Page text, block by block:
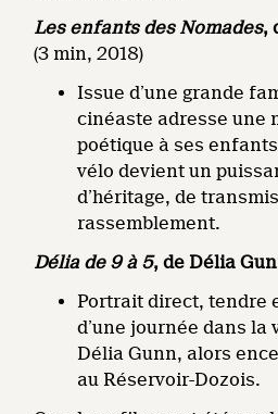
Les enfants des Nomades,
(3 min, 2018)
Issue d’une grande
cinéaste adresse une
poétique à ses
vélo devient un
d’héritage, de
rassemblement.
Délia de 9 à 5, de Délia
Portrait direct, tendre
d’une journée dans
Délia Gunn, alors
au Réservoir-Dozois.